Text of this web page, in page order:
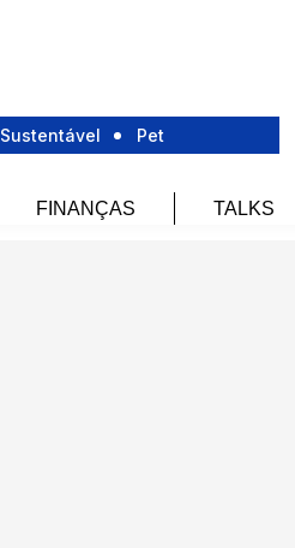
Sustentável Pet
FINANÇAS TALKS